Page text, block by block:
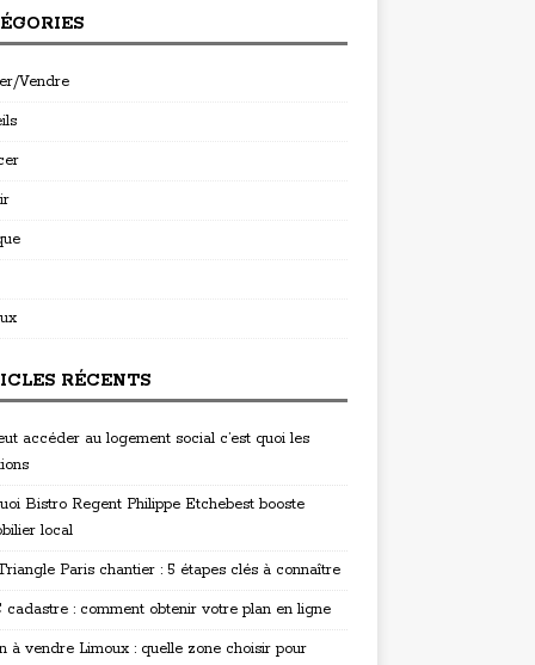
Vendre
RÉCENTS
accéder au logement social c’est quoi les
Bistro Regent Philippe Etchebest booste
local
Paris chantier : 5 étapes clés à connaître
cadastre : comment obtenir votre plan en ligne
à vendre Limoux : quelle zone choisir pour